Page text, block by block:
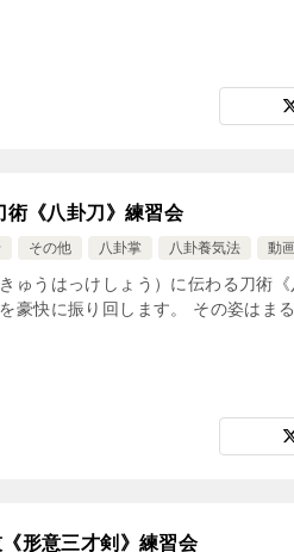
術《八卦刀》練習会
その他 八卦掌 八卦養気法 動
ゅうはっけしょう）に伝わる刀術
豪快に振り回します。 その姿は
形意三才剣》練習会